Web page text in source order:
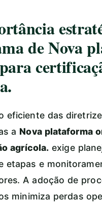
de Nova
eficiente das
a Nova plataforma
agrícola. exige
etapas e
A adoção de
minimiza perdas